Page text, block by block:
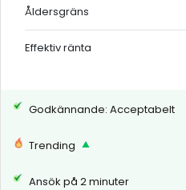
Åldersgräns
Effektiv ränta
Godkännande: Acceptabelt
Trending
Ansök på 2 minuter